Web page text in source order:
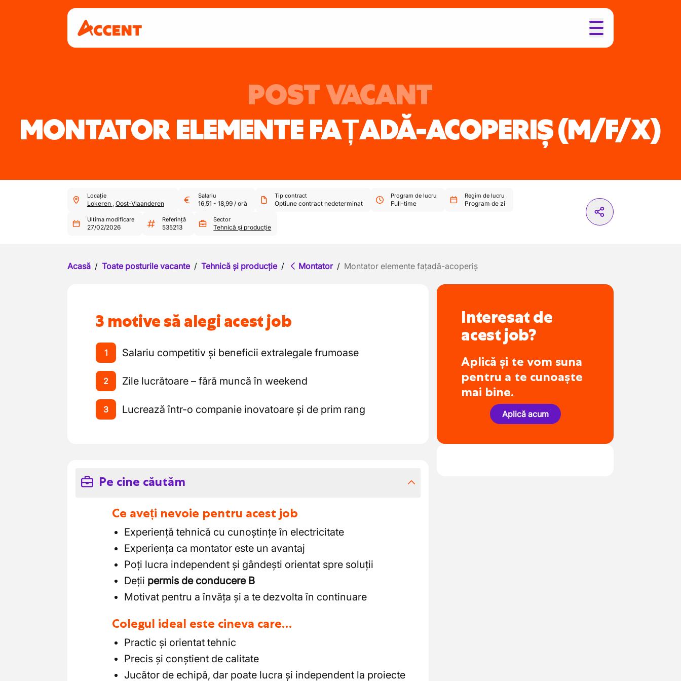
POST VACANT
MONTATOR ELEMENTE FAȚADĂ-ACOPERIȘ(M/F/X)
Locație
Lokeren , Oost-Vlaanderen
Salariu
16,51 - 18,99/ oră
Tip contract
Optiune contract nedeterminat
Program de lucru
Full-time
Regim de lucru
Program de zi
Ultima modificare
27/02/2026
Referință
535213
Sector
Tehnică și producție
Acasă / Toate posturile vacante / Tehnică și producție / Montator / Montator elemente fațadă-acoperiș
3 motive să alegi acest job
1 Salariu competitiv și beneficii extralegale frumoase
2 Zile lucrătoare – fără muncă în weekend
3 Lucrează într-o companie inovatoare și de prim rang
Pe cine căutăm
Ce aveți nevoie pentru acest job
Experiență tehnică cu cunoștințe în electricitate
Experiența ca montator este un avantaj
Poți lucra independent și gândești orientat spre soluții
Deții permis de conducere B
Motivat pentru a învăța și a te dezvolta în continuare
Colegul ideal este cineva care…
Practic și orientat tehnic
Precis și conștient de calitate
Jucător de echipă, dar poate lucra și independent la proiecte
Interesat de
acest job?
Aplică și te vom suna
pentru a te cunoaște
mai bine.
Aplică acum